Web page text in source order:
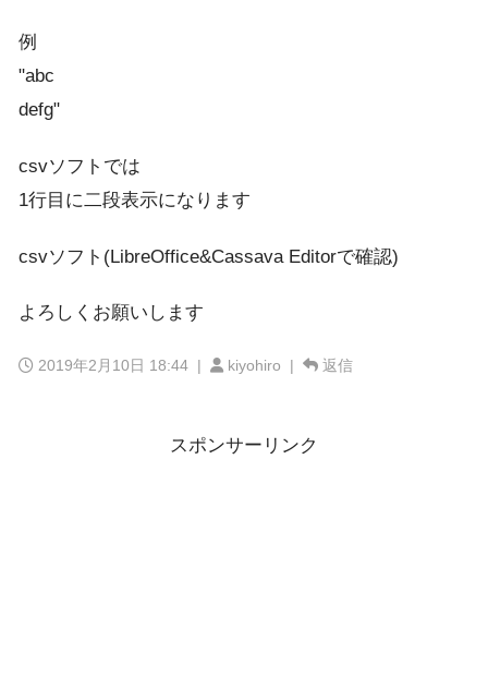
例
"abc
defg"
csvソフトでは
1行目に二段表示になります
csvソフト(LibreOffice&Cassava Editorで確認)
よろしくお願いします
2019年2月10日 18:44 | kiyohiro | 返信
スポンサーリンク